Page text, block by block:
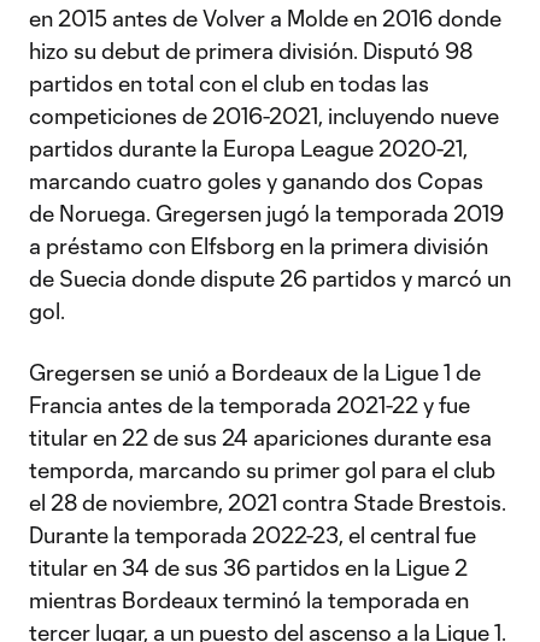
en 2015 antes de Volver a Molde en 2016 donde
hizo su debut de primera división. Disputó 98
partidos en total con el club en todas las
competiciones de 2016-2021, incluyendo nueve
partidos durante la Europa League 2020-21,
marcando cuatro goles y ganando dos Copas
de Noruega. Gregersen jugó la temporada 2019
a préstamo con Elfsborg en la primera división
de Suecia donde dispute 26 partidos y marcó un
gol.
Gregersen se unió a Bordeaux de la Ligue 1 de
Francia antes de la temporada 2021-22 y fue
titular en 22 de sus 24 apariciones durante esa
temporda, marcando su primer gol para el club
el 28 de noviembre, 2021 contra Stade Brestois.
Durante la temporada 2022-23, el central fue
titular en 34 de sus 36 partidos en la Ligue 2
mientras Bordeaux terminó la temporada en
tercer lugar, a un puesto del ascenso a la Ligue 1.